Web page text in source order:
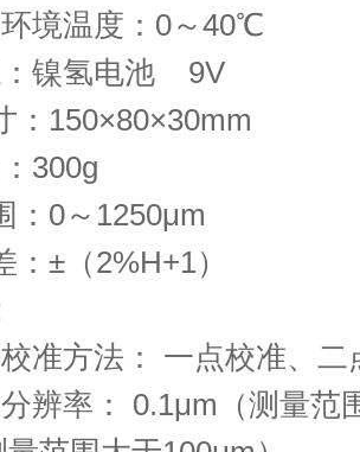
温度：0～40℃
氢电池 9V
： 150×80×30mm
300g
：0～ 1250μm
： ± （2%H+1）
方法： 一点校准、二
率： 0.1μm（测量范